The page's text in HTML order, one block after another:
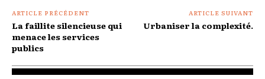
ARTICLE PRÉCÉDENT
La faillite silencieuse qui
menace les services
publics
ARTICLE SUIVANT
Urbaniser la complexité.